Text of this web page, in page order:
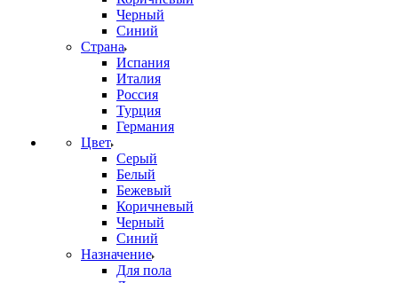
Черный
Синий
Страна
Испания
Италия
Россия
Турция
Германия
Цвет
Серый
Белый
Бежевый
Коричневый
Черный
Синий
Назначение
Для пола